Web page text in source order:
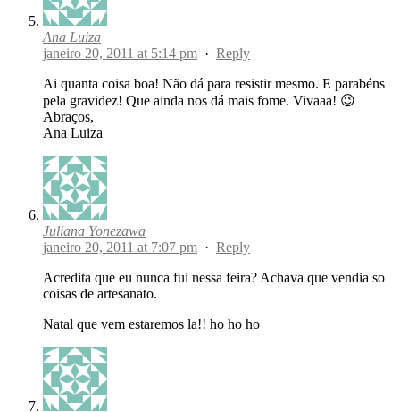
Ana Luiza
janeiro 20, 2011 at 5:14 pm · Reply
Ai quanta coisa boa! Não dá para resistir mesmo. E parabéns
pela gravidez! Que ainda nos dá mais fome. Vivaaa! 😉
Abraços,
Ana Luiza
Juliana Yonezawa
janeiro 20, 2011 at 7:07 pm · Reply
Acredita que eu nunca fui nessa feira? Achava que vendia so
coisas de artesanato.
Natal que vem estaremos la!! ho ho ho